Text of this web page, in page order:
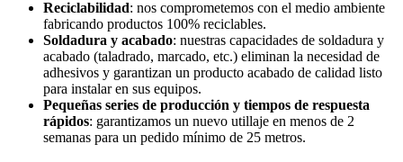
Reciclabilidad: nos comprometemos con el medio ambiente
fabricando productos 100% reciclables.
Soldadura y acabado: nuestras capacidades de soldadura y
acabado (taladrado, marcado, etc.) eliminan la necesidad de
adhesivos y garantizan un producto acabado de calidad listo
para instalar en sus equipos.
Pequeñas series de producción y tiempos de respuesta
rápidos: garantizamos un nuevo utillaje en menos de 2
semanas para un pedido mínimo de 25 metros.